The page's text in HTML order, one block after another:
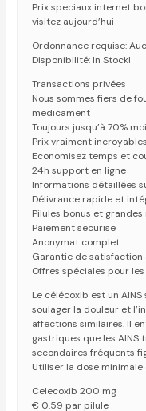
Prix speciaux internet
visitez aujourd’hui
Ordonnance requise:
Disponibilité: In Stock!
Transactions privées
Nous sommes fiers de
medicament
Toujours jusqu’à 70%
Prix vraiment incroyables
Economisez temps et
24h support en ligne
Informations détaillées
Délivrance rapide et
Pilules bonus et
Paiement securise
Anonymat complet
Garantie de satisfaction
Offres spéciales pour
Le célécoxib est un
soulager la douleur et
affections similaires. Il
gastriques que les AINS
secondaires fréquents
Utiliser la dose
Celecoxib 200 mg
€ 0.59 par pilule